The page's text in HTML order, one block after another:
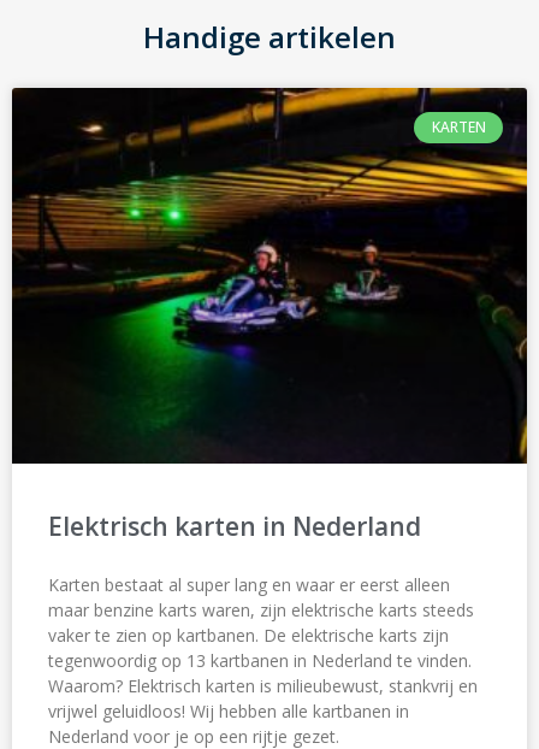
Handige artikelen
KARTEN
Elektrisch karten in Nederland
Karten bestaat al super lang en waar er eerst alleen
maar benzine karts waren, zijn elektrische karts steeds
vaker te zien op kartbanen. De elektrische karts zijn
tegenwoordig op 13 kartbanen in Nederland te vinden.
Waarom? Elektrisch karten is milieubewust, stankvrij en
vrijwel geluidloos! Wij hebben alle kartbanen in
Nederland voor je op een rijtje gezet.